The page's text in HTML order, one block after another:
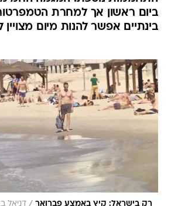
ביום ראשון אך למחרת
בינתיים אפשר להנות מיום מצויין
רק בישראל: קיץ באמצע פברואר / דניאל